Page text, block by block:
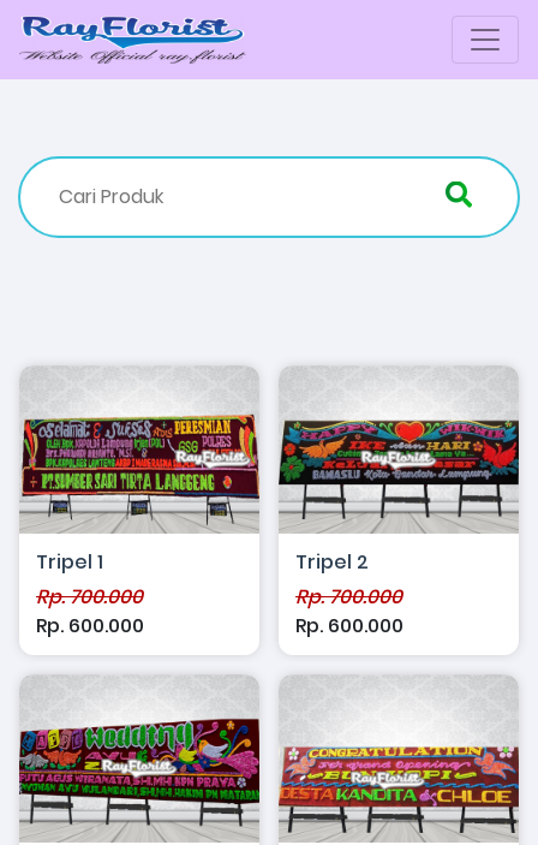
Tripel 1
Rp. 700.000
Rp. 600.000
Tripel 2
Rp. 700.000
Rp. 600.000